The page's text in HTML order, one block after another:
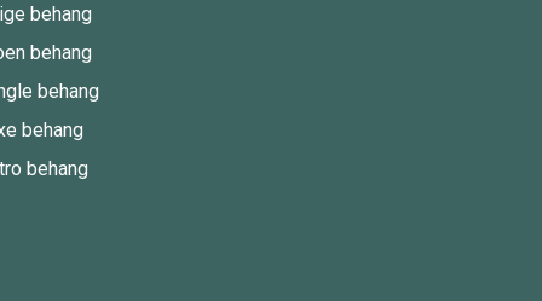
behang
behang
behang
behang
behang